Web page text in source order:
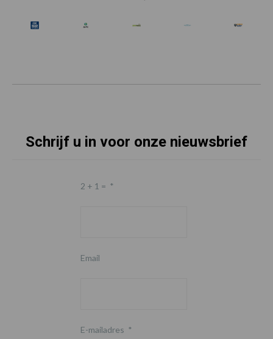
Schrijf u in voor onze nieuwsbrief
2 + 1 = *
Email
E-mailadres *